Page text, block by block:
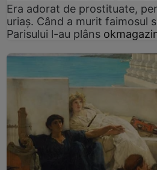
Era adorat de prostituate,
uriaș. Când a murit faimosul
Parisului l-au plâns